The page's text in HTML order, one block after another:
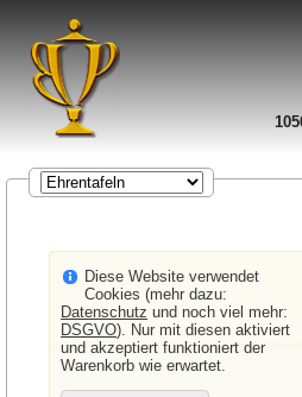
Diese Website verwendet
Cookies (mehr dazu:
Datenschutz und noch viel mehr:
DSGVO). Nur mit diesen aktiviert
und akzeptiert funktioniert der
Warenkorb wie erwartet.